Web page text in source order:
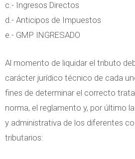
c.- Ingresos Directos
d.- Anticipos de Impuestos
e.- GMP INGRESADO
Al momento de liquidar el tributo
carácter jurídico técnico de cada
fines de determinar el correcto
norma, el reglamento y, por último
y administrativa de los diferentes
tributarios: